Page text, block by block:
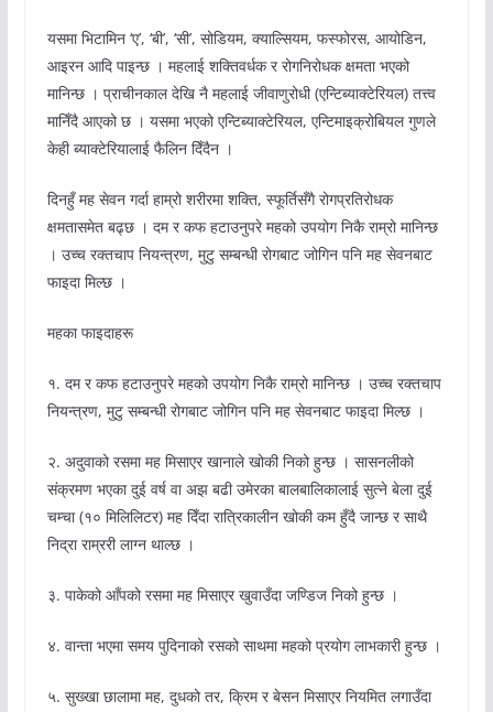
यसमा भिटामिन ‘ए’, ‘बी’, ‘सी’, सोडियम, क्याल्सियम, फस्फोरस, आयोडिन,
आइरन आदि पाइन्छ । महलाई शक्तिवर्धक र रोगनिरोधक क्षमता भएको
मानिन्छ । प्राचीनकाल देखि नै महलाई जीवाणुरोधी (एन्टिब्याक्टेरियल) तत्त्व
मानिँदै आएको छ । यसमा भएको एन्टिब्याक्टेरियल, एन्टिमाइक्रोबियल गुणले
केही ब्याक्टेरियालाई फैलिन दिँदैन ।
दिनहुँ मह सेवन गर्दा हाम्रो शरीरमा शक्ति, स्फूर्तिसँगै रोगप्रतिरोधक
क्षमतासमेत बढ्छ । दम र कफ हटाउनुपरे महको उपयोग निकै राम्रो मानिन्छ
। उच्च रक्तचाप नियन्त्रण, मुटु सम्बन्धी रोगबाट जोगिन पनि मह सेवनबाट
फाइदा मिल्छ ।
महका फाइदाहरू
१. दम र कफ हटाउनुपरे महको उपयोग निकै राम्रो मानिन्छ । उच्च रक्तचाप
नियन्त्रण, मुटु सम्बन्धी रोगबाट जोगिन पनि मह सेवनबाट फाइदा मिल्छ ।
२. अदुवाको रसमा मह मिसाएर खानाले खोकी निको हुन्छ । सासनलीको
संक्रमण भएका दुई वर्ष वा अझ बढी उमेरका बालबालिकालाई सुत्ने बेला दुई
चम्चा (१० मिलिलिटर) मह दिँदा रात्रिकालीन खोकी कम हुँदै जान्छ र साथै
निद्रा राम्ररी लाग्न थाल्छ ।
३. पाकेको आँपको रसमा मह मिसाएर खुवाउँदा जण्डिज निको हुन्छ ।
४. वान्ता भएमा समय पुदिनाको रसको साथमा महको प्रयोग लाभकारी हुन्छ ।
५. सुख्खा छालामा मह, दुधको तर, क्रिम र बेसन मिसाएर नियमित लगाउँदा